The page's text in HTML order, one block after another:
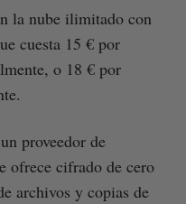
la nube ilimitado con
cuesta 15 € por
o 18 € por
proveedor de
ofrece cifrado de cero
archivos y copias de